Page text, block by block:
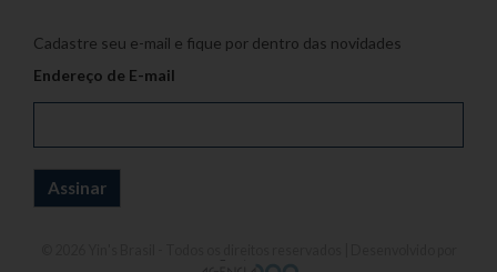
Cadastre seu e-mail e fique por dentro das novidades
Endereço de E-mail